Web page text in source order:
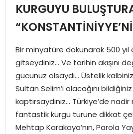
EKONOMI
SIYASET
EĞITIM
YAŞAM
KURGUYU
Bir minyatüre dokunarak 500 yıl
gitseydiniz… Ve tarihin akışını
gücünüz olsaydı… Üstelik
Sultan Selim’i olacağını
kaptırsaydınız… Türkiye’de
fantastik kurgu türüne dikkat
Mehtap Karakaya’nın, Parola